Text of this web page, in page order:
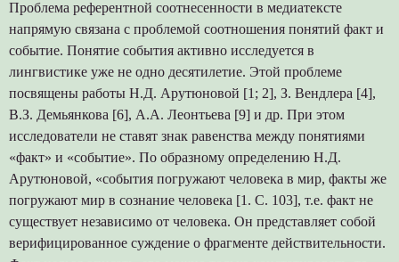
Проблема референтной соотнесенности в медиатексте
напрямую связана с проблемой соотношения понятий факт и
событие. Понятие события активно исследуется в
лингвистике уже не одно десятилетие. Этой проблеме
посвящены работы Н.Д. Арутюновой [1; 2], З. Вендлера [4],
В.З. Демьянкова [6], А.А. Леонтьева [9] и др. При этом
исследователи не ставят знак равенства между понятиями
«факт» и «событие». По образному определению Н.Д.
Арутюновой, «события погружают человека в мир, факты же
погружают мир в сознание человека [1. С. 103], т.е. факт не
существует независимо от человека. Он представляет собой
верифицированное суждение о фрагменте действительности.